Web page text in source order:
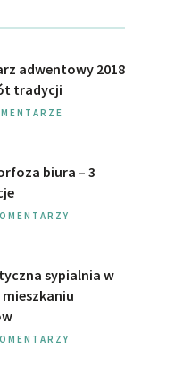
adwentowy 2018
tradycji
biura – 3
sypialnia w